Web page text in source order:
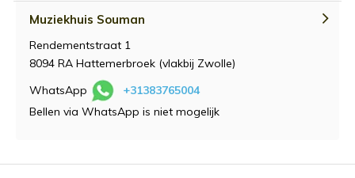
Muziekhuis Souman
Rendementstraat 1
8094 RA Hattemerbroek (vlakbij Zwolle)
WhatsApp
+31383765004
Bellen via WhatsApp is niet mogelijk